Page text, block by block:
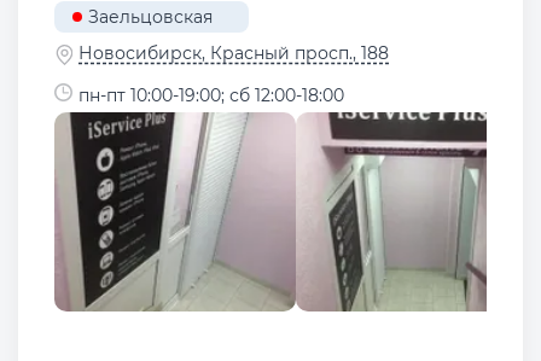
Заельцовская
Новосибирск, Красный просп., 188
пн-пт 10:00-19:00; сб 12:00-18:00